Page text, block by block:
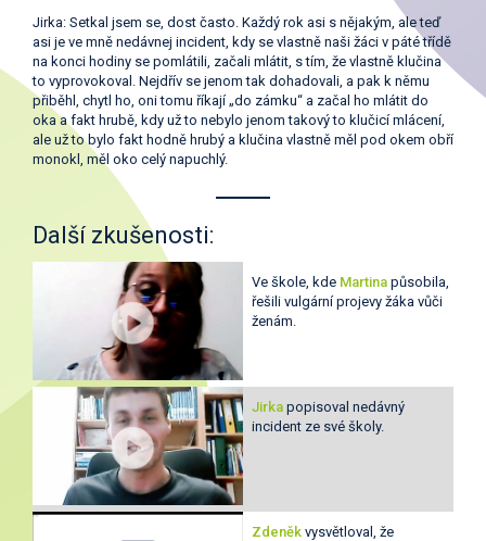
Jirka: Setkal jsem se, dost často. Každý rok asi s nějakým, ale teď
asi je ve mně nedávnej incident, kdy se vlastně naši žáci v páté třídě
na konci hodiny se pomlátili, začali mlátit, s tím, že vlastně klučina
to vyprovokoval. Nejdřív se jenom tak dohadovali, a pak k němu
přiběhl, chytl ho, oni tomu říkají „do zámku“ a začal ho mlátit do
oka a fakt hrubě, kdy už to nebylo jenom takový to klučicí mlácení,
ale už to bylo fakt hodně hrubý a klučina vlastně měl pod okem obří
monokl, měl oko celý napuchlý.
Další zkušenosti:
Ve škole, kde Martinapůsobila,
řešili vulgární projevy žáka vůči
ženám.
Jirkapopisoval nedávný
incident ze své školy.
Zdeněk vysvětloval, že